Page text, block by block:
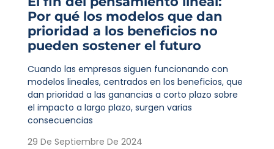
Por qué los modelos que dan
prioridad a los beneficios no
pueden sostener el futuro
Cuando las empresas siguen funcionando con
modelos lineales, centrados en los beneficios, que
dan prioridad a las ganancias a corto plazo sobre
el impacto a largo plazo, surgen varias
consecuencias
29 De Septiembre De 2024